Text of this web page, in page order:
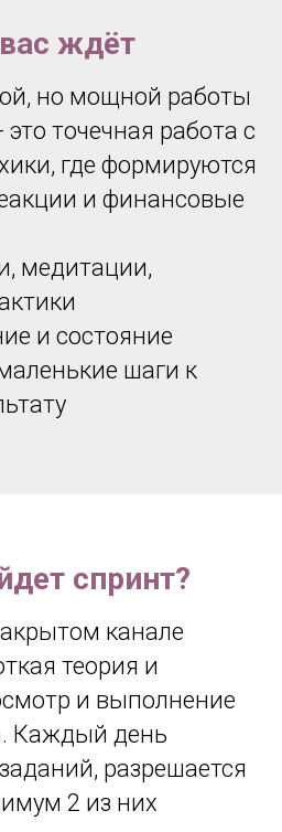
ждёт
но мощной работы
точечная работа с
где формируются
и финансовые
медитации,
и состояние
шаги к
спринт?
канале
теория и
и выполнение
Каждый день
разрешается
2 из них